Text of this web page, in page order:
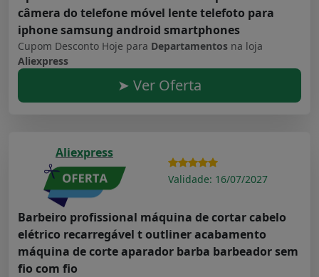
câmera do telefone móvel lente telefoto para
iphone samsung android smartphones
Cupom Desconto Hoje para Departamentos na loja
Aliexpress
➤ Ver Oferta
Aliexpress
Validade: 16/07/2027
Barbeiro profissional máquina de cortar cabelo
elétrico recarregável t outliner acabamento
máquina de corte aparador barba barbeador sem
fio com fio